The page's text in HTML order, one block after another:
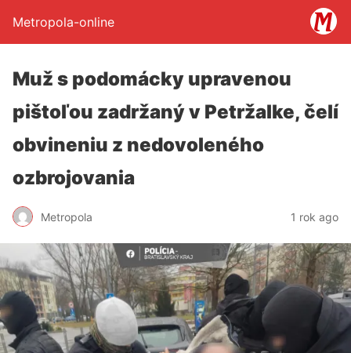
Metropola-online
Muž s podomácky upravenou
pištoľou zadržaný v Petržalke, čelí
obvineniu z nedovoleného
ozbrojovania
Metropola 1 rok ago